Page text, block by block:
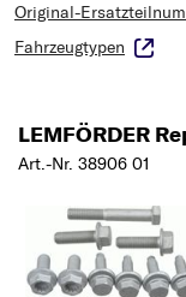
Original-
Fahrzeugtypen
LEMFÖRDER
Art.-Nr. 38906 01